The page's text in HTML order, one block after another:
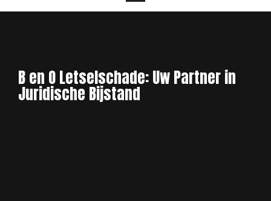
B en O Letselschade: Uw Partner in
Juridische Bijstand